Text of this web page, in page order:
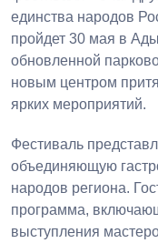
единства народов
пройдет 30 мая в
обновленной
новым центром
ярких мероприятий.
Фестиваль
объединяющую
народов региона.
программа,
выступления